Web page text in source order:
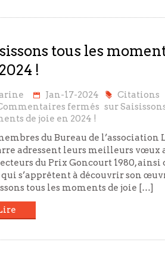
tous les
!
Jan-17-2024
Citations
fermés sur
de joie en 2024 !
du Bureau de l’association
adressent leurs meilleurs vœux
du Prix Goncourt 1980, ainsi
s’apprêtent à découvrir son
tous les moments de joie […]